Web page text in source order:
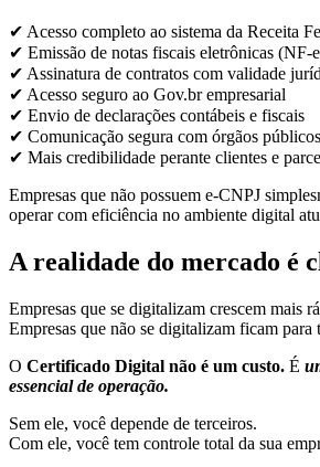
✔ Acesso completo ao sistema da Receita
✔ Emissão de notas fiscais eletrônicas (NF-
✔ Assinatura de contratos com validade
✔ Acesso seguro ao Gov.br empresarial
✔ Envio de declarações contábeis e fiscais
✔ Comunicação segura com órgãos públicos
✔ Mais credibilidade perante clientes e
Empresas que não possuem e-CNPJ
operar com eficiência no ambiente digital
A realidade do mercado é
Empresas que se digitalizam crescem mais
Empresas que não se digitalizam ficam para
O Certificado Digital não é um custo. É
essencial de operação.
Sem ele, você depende de terceiros.
Com ele, você tem controle total da sua